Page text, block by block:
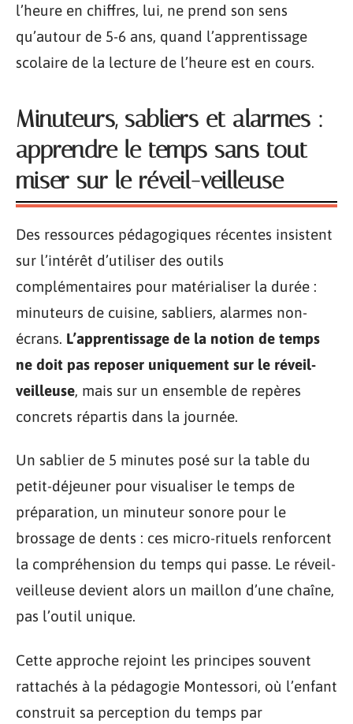
l’heure en chiffres, lui, ne prend son sens
qu’autour de 5-6 ans, quand l’apprentissage
scolaire de la lecture de l’heure est en cours.
Minuteurs, sabliers et alarmes :
apprendre le temps sans tout
miser sur le réveil-veilleuse
Des ressources pédagogiques récentes insistent
sur l’intérêt d’utiliser des outils
complémentaires pour matérialiser la durée :
minuteurs de cuisine, sabliers, alarmes non-
écrans. L’apprentissage de la notion de temps
ne doit pas reposer uniquement sur le réveil-
veilleuse, mais sur un ensemble de repères
concrets répartis dans la journée.
Un sablier de 5 minutes posé sur la table du
petit-déjeuner pour visualiser le temps de
préparation, un minuteur sonore pour le
brossage de dents : ces micro-rituels renforcent
la compréhension du temps qui passe. Le réveil-
veilleuse devient alors un maillon d’une chaîne,
pas l’outil unique.
Cette approche rejoint les principes souvent
rattachés à la pédagogie Montessori, où l’enfant
construit sa perception du temps par